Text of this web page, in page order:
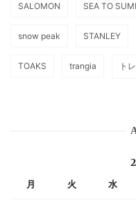
SALOMON SEA TO
snow peak STANLEY
TOAKS trangia ト
月 火 水